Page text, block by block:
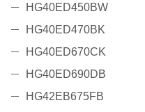
HG40ED450BW
HG40ED470BK
HG40ED670CK
HG40ED690DB
HG42EB675FB